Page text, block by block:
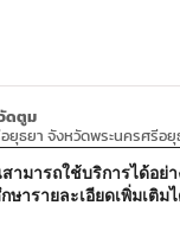
ดตูม
ธยา จังหวัดพระนครศรีอยุ
ามารถใช้บริการได้อ
ารายละเอียดเพิ่มเติม